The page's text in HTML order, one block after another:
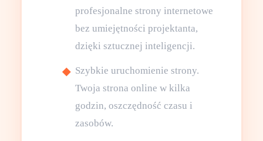
profesjonalne strony internetowe
bez umiejętności projektanta,
dzięki sztucznej inteligencji.
Szybkie uruchomienie strony.
Twoja strona online w kilka
godzin, oszczędność czasu i
zasobów.